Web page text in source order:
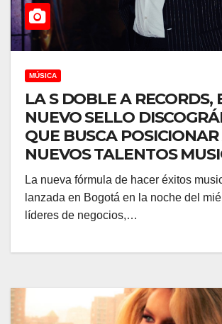
MÚSICA
LA S DOBLE A RECORDS,
NUEVO SELLO
QUE BUSCA
NUEVOS TALENTOS
La nueva fórmula de hacer éxitos
lanzada en Bogotá en la noche del
líderes de negocios,…